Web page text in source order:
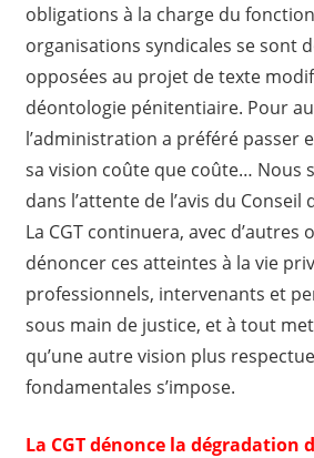
obligations à la charge du
organisations syndicales se sont
opposées au projet de texte
déontologie pénitentiaire. Pour
l’administration a préféré passer
sa vision coûte que coûte… Nous
dans l’attente de l’avis du Conseil
La CGT continuera, avec d’autres
dénoncer ces atteintes à la vie
professionnels, intervenants et
sous main de justice, et à tout
qu’une autre vision plus
fondamentales s’impose.
La CGT dénonce la dégradation